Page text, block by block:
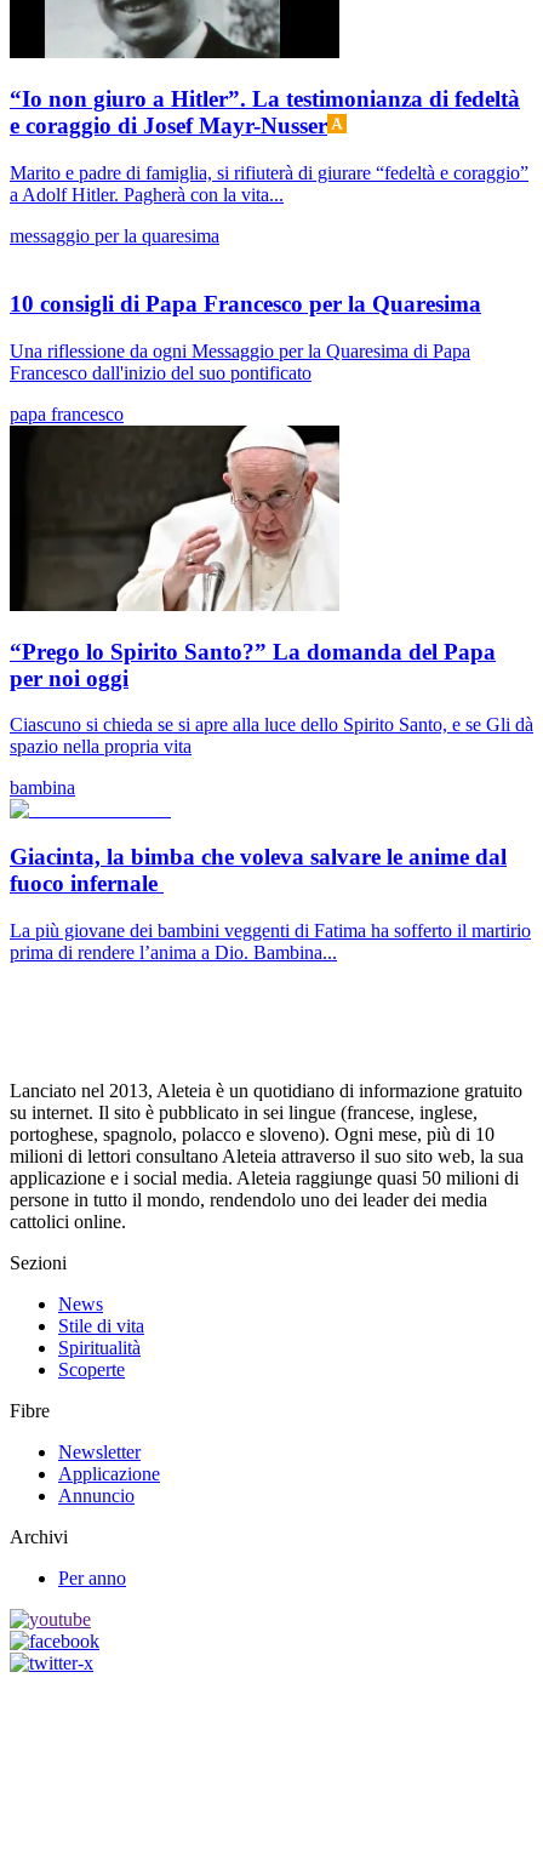
“Io non giuro a Hitler”. La testimonianza di fedeltà
e coraggio di Josef Mayr-Nusser
Marito e padre di famiglia, si rifiuterà di giurare “fedeltà e coraggio”
a Adolf Hitler. Pagherà con la vita...
messaggio per la quaresima
10 consigli di Papa Francesco per la Quaresima
Una riflessione da ogni Messaggio per la Quaresima di Papa
Francesco dall'inizio del suo pontificato
papa francesco
“Prego lo Spirito Santo?” La domanda del Papa
per noi oggi
Ciascuno si chieda se si apre alla luce dello Spirito Santo, e se Gli dà
spazio nella propria vita
bambina
Giacinta, la bimba che voleva salvare le anime dal
fuoco infernale
La più giovane dei bambini veggenti di Fatima ha sofferto il martirio
prima di rendere l’anima a Dio. Bambina...
Lanciato nel 2013, Aleteia è un quotidiano di informazione gratuito
su internet. Il sito è pubblicato in sei lingue (francese, inglese,
portoghese, spagnolo, polacco e sloveno). Ogni mese, più di 10
milioni di lettori consultano Aleteia attraverso il suo sito web, la sua
applicazione e i social media. Aleteia raggiunge quasi 50 milioni di
persone in tutto il mondo, rendendolo uno dei leader dei media
cattolici online.
Sezioni
News
Stile di vita
Spiritualità
Scoperte
Fibre
Newsletter
Applicazione
Annuncio
Archivi
Per anno